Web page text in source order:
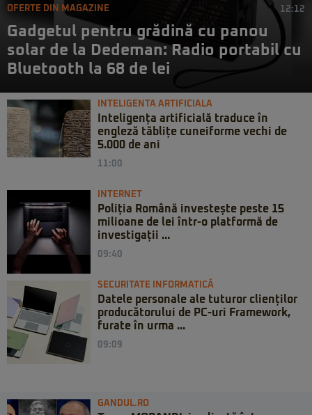
OFERTE DIN MAGAZINE 12:12
Gadgetul pentru grădină cu panou
solar de la Dedeman: Radio portabil cu
Bluetooth la 68 de lei
INTELIGENTA ARTIFICIALA
Inteligența artificială traduce în
engleză tăblițe cuneiforme vechi de
5.000 de ani
11:00
INTERNET
Poliția Română investește peste 15
milioane de lei într-o platformă de
investigații ...
09:40
SECURITATE INFORMATICĂ
Datele personale ale tuturor clienților
producătorului de PC-uri Framework,
furate în urma ...
09:09
GANDUL.RO